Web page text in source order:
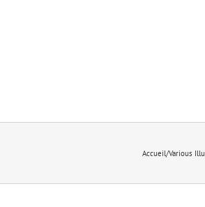
Accueil/Various